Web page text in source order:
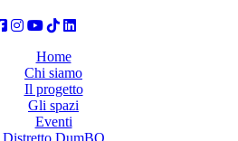
Home
Chi siamo
Il progetto
Gli spazi
Eventi
Distretto DumBO